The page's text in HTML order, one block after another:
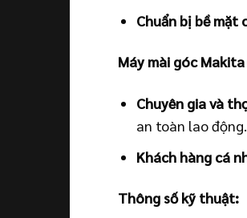
Chuẩn bị bề mặt
Máy mài góc
Chuyên gia và
an toàn lao động.
Khách hàng cá
Thông số kỹ thuật: